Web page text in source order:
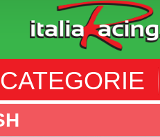
CATEGORIE
F4 ITALIA